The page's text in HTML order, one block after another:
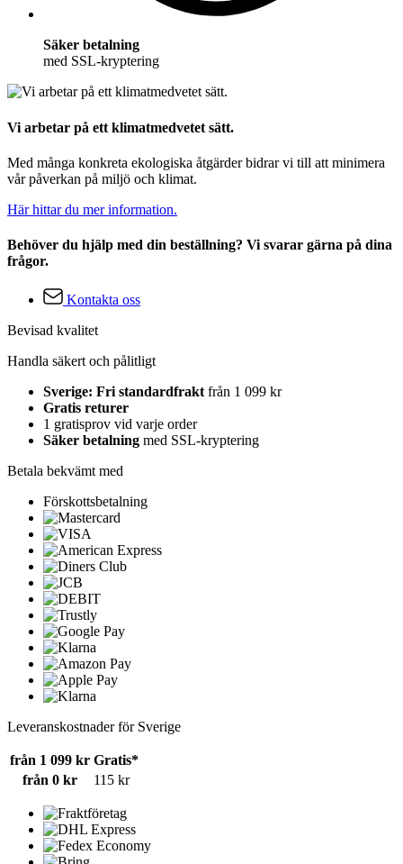
Säker betalning
med SSL-kryptering
Vi arbetar på ett klimatmedvetet sätt.
Med många konkreta ekologiska åtgärder bidrar vi till att minimera
vår påverkan på miljö och klimat.
Här hittar du mer information.
Behöver du hjälp med din beställning? Vi svarar gärna på dina
frågor.
Kontakta oss
Bevisad kvalitet
Handla säkert och pålitligt
Sverige: Fri standardfraktfrån 1 099 kr
Gratis returer
1 gratisprov vid varje order
Säker betalning med SSL-kryptering
Betala bekvämt med
Förskottsbetalning
Leveranskostnader för Sverige
från 1 099 kr Gratis*
från 0 kr
115 kr